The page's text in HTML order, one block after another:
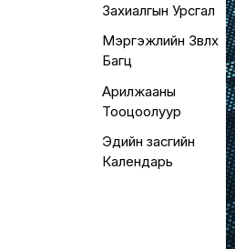
Захиалгын Урсгал
Мэргэжлийн Зөвлөх
Багц
Арилжааны
Тооцоолуур
Эдийн засгийн
Календарь